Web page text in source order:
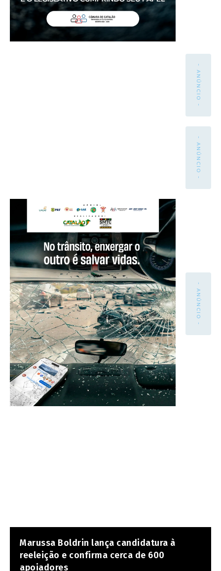
- ANÚNCIO -
- ANÚNCIO -
- ANÚNCIO -
Marussa Boldrin lança candidatura à
reeleição e confirma cerca de 600
apoiadores